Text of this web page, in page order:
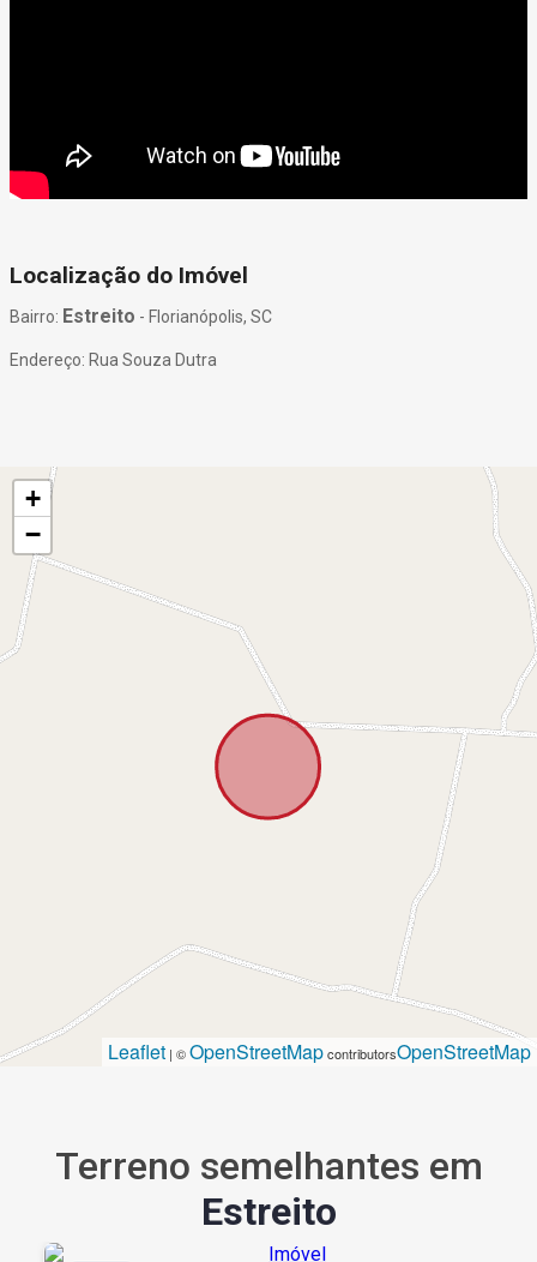
Localização do Imóvel
Bairro: Estreito - Florianópolis, SC
Endereço: Rua Souza Dutra
+
−
Leaflet | ©OpenStreetMapcontributorsOpenStreetMap
Terreno semelhantes em
Estreito